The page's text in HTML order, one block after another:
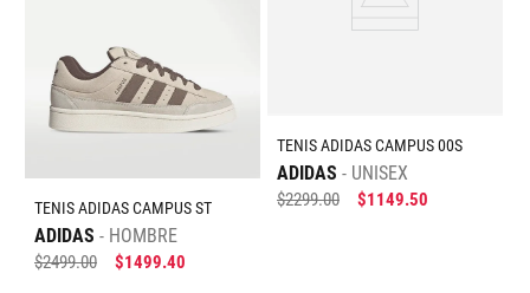
TENIS ADIDAS CAMPUS ST
ADIDAS HOMBRE
$2499.00 $1499.40
TENIS ADIDAS CAMPUS 00S
ADIDAS UNISEX
$2299.00 $1149.50